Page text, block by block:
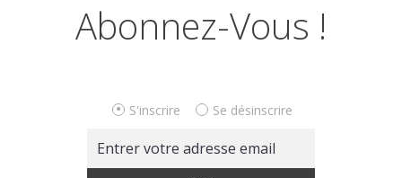
Abonnez-Vous !
S'inscrire Se désinscrire